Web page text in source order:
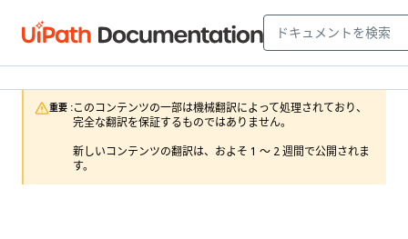
重要 :このコンテンツの一部は機械翻訳によって処理されており、
完全な翻訳を保証するものではありません。
新しいコンテンツの翻訳は、およそ 1 ～ 2 週間で公開されま
す。